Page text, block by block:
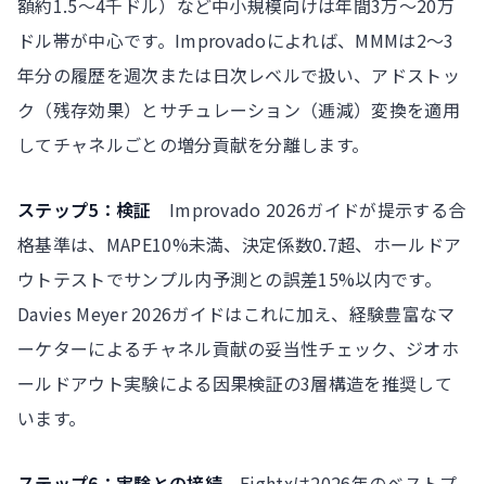
額約1.5〜4千ドル）など中小規模向けは年間3万〜20万
ドル帯が中心です。Improvadoによれば、MMMは2〜3
年分の履歴を週次または日次レベルで扱い、アドストッ
ク（残存効果）とサチュレーション（逓減）変換を適用
してチャネルごとの増分貢献を分離します。
ステップ5：検証 Improvado 2026ガイドが提示する合
格基準は、MAPE10%未満、決定係数0.7超、ホールドア
ウトテストでサンプル内予測との誤差15%以内です。
Davies Meyer 2026ガイドはこれに加え、経験豊富なマ
ーケターによるチャネル貢献の妥当性チェック、ジオホ
ールドアウト実験による因果検証の3層構造を推奨して
います。